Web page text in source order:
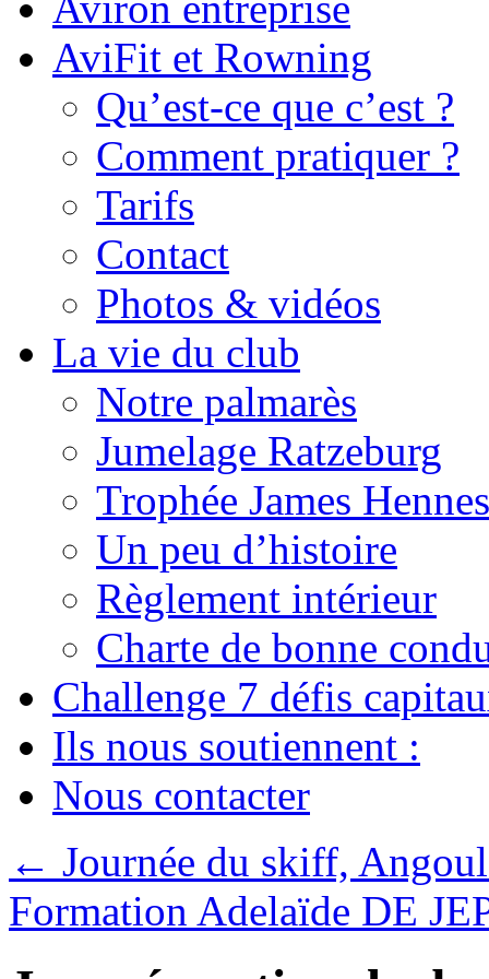
AviFit et Rowning
Qu’est-ce que c’est ?
Comment pratiquer ?
Tarifs
Contact
Photos & vidéos
La vie du club
Notre palmarès
Jumelage Ratzeburg
Trophée James
Un peu d’histoire
Règlement intérieur
Charte de bonne
Challenge 7 défis
Ils nous soutiennent :
Nous contacter
← Journée du skiff,
Formation Adelaïde DE